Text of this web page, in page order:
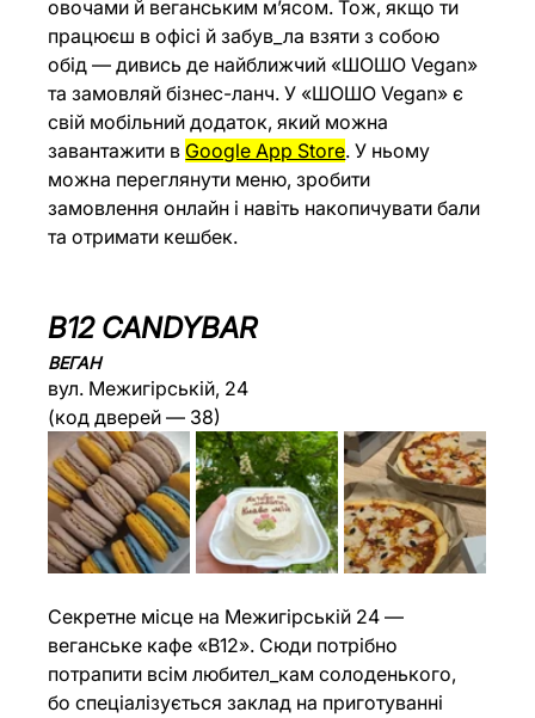
овочами й веганським м’ясом. Тож, якщо ти
працюєш в офісі й забув_ла взяти з собою
обід — дивись де найближчий «ШОШО Vegan»
та замовляй бізнес-ланч. У «ШОШО Vegan» є
свій мобільний додаток, який можна
завантажити в Google App Store. У ньому
можна переглянути меню, зробити
замовлення онлайн і навіть накопичувати бали
та отримати кешбек.
В12 CANDYBAR
ВЕГАН
вул. Межигірській, 24
(код дверей — 38)
Секретне місце на Межигірській 24 —
веганське кафе «B12». Сюди потрібно
потрапити всім любител_кам солоденького,
бо спеціалізується заклад на приготуванні